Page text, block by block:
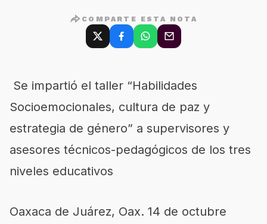
COMPARTE ESTA NOTA
Se impartió el taller “Habilidades
Socioemocionales, cultura de paz y
estrategia de género” a supervisores y
asesores técnicos-pedagógicos de los tres
niveles educativos
Oaxaca de Juárez, Oax. 14 de octubre